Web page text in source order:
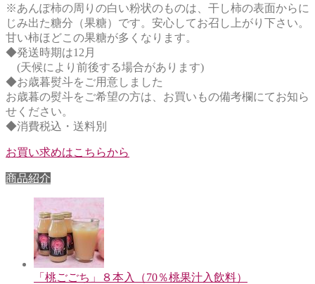
※あんぽ柿の周りの白い粉状のものは、干し柿の表面からに
じみ出た糖分（果糖）です。安心してお召し上がり下さい。
甘い柿ほどこの果糖が多くなります。
◆発送時期は12月
(天候により前後する場合があります)
◆お歳暮熨斗をご用意しました
お歳暮の熨斗をご希望の方は、お買いもの備考欄にてお知ら
せください。
◆消費税込・送料別
お買い求めはこちらから
商品紹介
「桃ごごち」８本入（70％桃果汁入飲料）